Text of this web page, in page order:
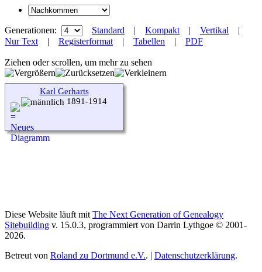
Generationen: Standard | Kompakt | Vertikal |
Nur Text | Registerformat | Tabellen | PDF
Ziehen oder scrollen, um mehr zu sehen
Karl Gerharts
1891-1914
Diese Website läuft mit The Next Generation of Genealogy
Sitebuilding v. 15.0.3, programmiert von Darrin Lythgoe © 2001-
2026.
Betreut von Roland zu Dortmund e.V.. | Datenschutzerklärung.